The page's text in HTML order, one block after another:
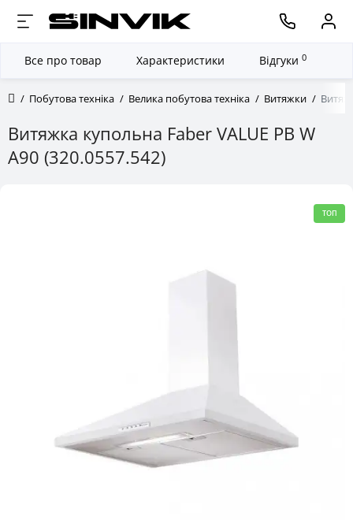
Побутова техніка Велика побутова техніка Витяжки
Витяжка купольна Faber VALUE PB W
A90 (320.0557.542)
Все про товар Характеристики Відгуки 0
ТОП